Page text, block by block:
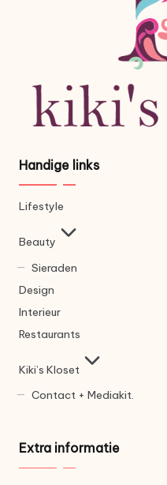
Handige links
Lifestyle
Beauty
Sieraden
Design
Interieur
Restaurants
Kiki’s Kloset
Contact + Mediakit.
Extra informatie